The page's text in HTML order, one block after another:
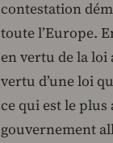
contestation
toute l’Europe.
en vertu de la
vertu d’une loi
ce qui est le plus
gouvernement